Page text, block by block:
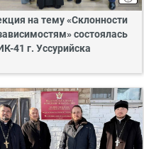
на тему «Склонности
состоялась
41 г. Уссурийска